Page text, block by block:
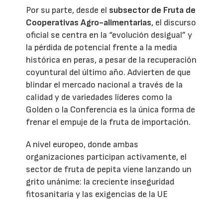
Por su parte, desde el subsector de Fruta de
Cooperativas Agro-alimentarias, el discurso
oficial se centra en la “evolución desigual” y
la pérdida de potencial frente a la media
histórica en peras, a pesar de la recuperación
coyuntural del último año. Advierten de que
blindar el mercado nacional a través de la
calidad y de variedades líderes como la
Golden o la Conferencia es la única forma de
frenar el empuje de la fruta de importación.
A nivel europeo, donde ambas
organizaciones participan activamente, el
sector de fruta de pepita viene lanzando un
grito unánime: la creciente inseguridad
fitosanitaria y las exigencias de la UE